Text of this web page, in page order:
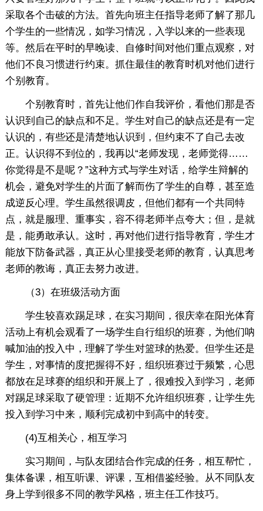
采取各个击破的方法。首先向班主任指导老师了解了那几
个学生的一些情况，如学习情况，入学以来的一些表现
等。然后在平时的早晚读、自修时间对他们重点观察，对
他们不良习惯进行约束。抓住最佳的教育时机对他们进行
个别教育。
个别教育时，首先让他们作自我评价，看他们那是否
认识到自己的缺点和不足。学生对自己的缺点还是有一定
认识的，有些还是清楚地认识到，但约束不了自己去改
正。认识得不到位的，我再以“老师发现，老师觉得……
你觉得是不是呢？”这种方式与学生对话，给学生辩解的
机会，避免对学生的片面了解而伤了学生的自尊，甚至造
成逆反心理。学生虽然很调皮，但他们都有一个共同特
点，就是服理、重事实，容不得老师半点夸大；但，是就
是，能勇敢承认。这时，再对他们进行指导教育，学生才
能放下防备武器，真正从心里接受老师的教育，认真思考
老师的教诲，真正去努力改进。
（3）在班级活动方面
学生较喜欢踢足球，在实习期间，很庆幸在阳光体育
活动上有机会观看了一场学生自行组织的班赛，为他们呐
喊加油的投入中，理解了学生对篮球的热爱。但学生还是
学生，对事情的度把握得不好，组织班赛过于频繁，心思
都放在足球赛的组织和开展上了，很难投入到学习，老师
对踢足球采取了硬管理：近期不允许组织班赛，让学生先
投入到学习中来，顺利完成初中到高中的转变。
(4)互相关心，相互学习
实习期间，与队友团结合作完成的任务，相互帮忙，
集体备课，相互听课、评课，互相借鉴经验。从不同队友
身上学到很多不同的教学风格，班主任工作技巧。